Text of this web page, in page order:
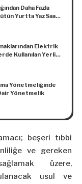
Daha Fazla
Yurtta Yaz Saati
Elektrik
Kullanılan Yerli
Yönetmeliğinde
Yönetmelik
beşeri tıbbi
ve gereken
üzere,
usul ve